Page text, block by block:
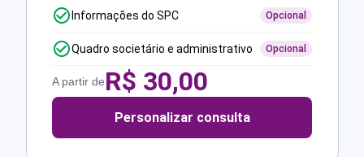
Informações do SPC Opcional
Quadro societário e administrativo Opcional
A partir deR$ 30,00
Personalizar consulta